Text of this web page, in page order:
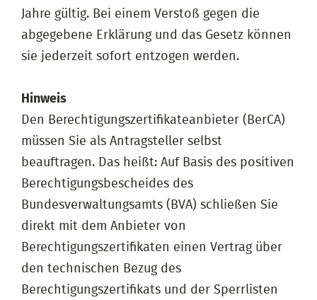
Jahre gültig. Bei einem Verstoß gegen die
abgegebene Erklärung und das Gesetz können
sie jederzeit sofort entzogen werden.
Hinweis
Den Berechtigungszertifikateanbieter (BerCA)
müssen Sie als Antragsteller selbst
beauftragen. Das heißt: Auf Basis des positiven
Berechtigungsbescheides des
Bundesverwaltungsamts (BVA) schließen Sie
direkt mit dem Anbieter von
Berechtigungszertifikaten einen Vertrag über
den technischen Bezug des
Berechtigungszertifikats und der Sperrlisten